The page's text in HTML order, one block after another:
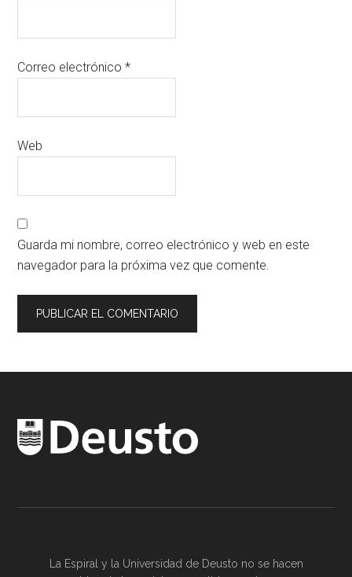
Correo electrónico*
Web
Guarda mi nombre, correo electrónico y web en este
navegador para la próxima vez que comente.
La Espiral y la Universidad de Deusto no se hacen